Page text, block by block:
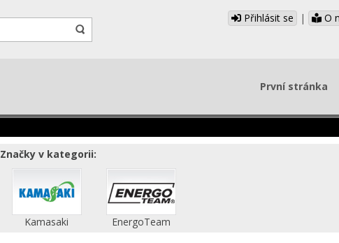
Přihlásit se | O
První stránka
Značky v kategorii:
Kamasaki EnergoTeam